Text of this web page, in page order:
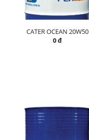
CATER OCEAN 20W50
0 đ